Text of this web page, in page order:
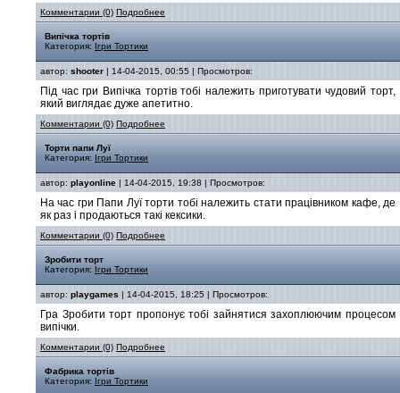
Комментарии (0) Подробнее
Випічка тортів
Категория: Ігри Тортики
автор: shooter | 14-04-2015, 00:55 | Просмотров:
Під час гри Випічка тортів тобі належить приготувати чудовий торт,
який виглядає дуже апетитно.
Комментарии (0) Подробнее
Торти папи Луї
Категория: Ігри Тортики
автор: playonline | 14-04-2015, 19:38 | Просмотров:
На час гри Папи Луї торти тобі належить стати працівником кафе, де
як раз і продаються такі кексики.
Комментарии (0) Подробнее
Зробити торт
Категория: Ігри Тортики
автор: playgames | 14-04-2015, 18:25 | Просмотров:
Гра Зробити торт пропонує тобі зайнятися захоплюючим процесом
випічки.
Комментарии (0) Подробнее
Фабрика тортів
Категория: Ігри Тортики